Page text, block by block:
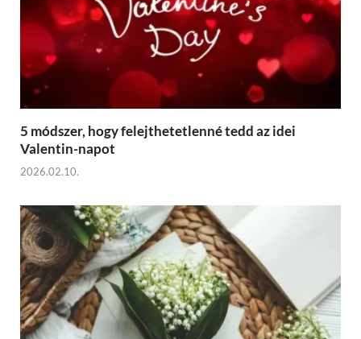
5 módszer, hogy felejthetetlenné tedd az idei
Valentin-napot
2026.02.10.